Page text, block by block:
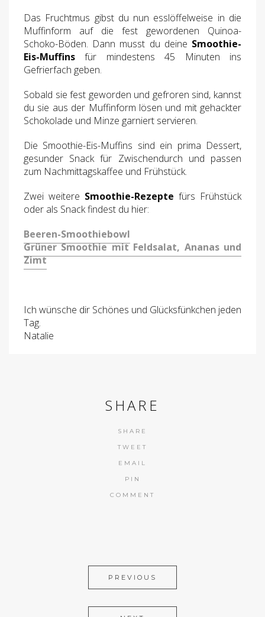
Das Fruchtmus gibst du nun esslöffelweise in die
Muffinform auf die fest gewordenen Quinoa-
Schoko-Böden. Dann musst du deine Smoothie-
Eis-Muffins für mindestens 45 Minuten ins
Gefrierfach geben.
Sobald sie fest geworden und gefroren sind, kannst
du sie aus der Muffinform lösen und mit gehackter
Schokolade und Minze garniert servieren.
Die Smoothie-Eis-Muffins sind ein prima Dessert,
gesunder Snack für Zwischendurch und passen
zum Nachmittagskaffee und Frühstück.
Zwei weitere Smoothie-Rezepte fürs Frühstück
oder als Snack findest du hier:
Beeren-Smoothiebowl
Grüner Smoothie mit Feldsalat, Ananas und
Zimt
Ich wünsche dir Schönes und Glücksfünkchen jeden
Tag.
Natalie
SHARE
SHARE
TWEET
EMAIL
PIN
COMMENT
PREVIOUS